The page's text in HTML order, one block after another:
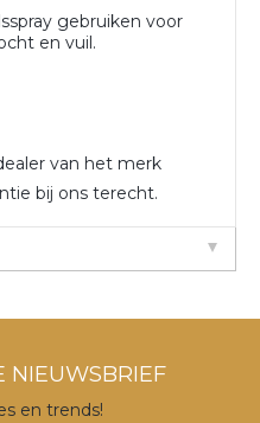
gebruiken voor
en vuil.
van het merk
bij ons terecht.
NIEUWSBRIEF
en trends!